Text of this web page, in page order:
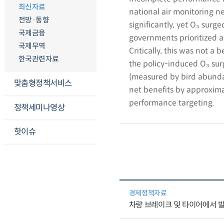
최신자료
전망·동향
국제금융
국제무역
한국관련자료
맞춤형정책서비스
정책세미나영상
핫이슈
national air monitoring
significantly, yet O₃
governments prioritized
Critically, this was not a
the policy-induced O₃
(measured by bird
net benefits by
performance targeting.
경제정책자료
차량 브레이크 및 타이어에서